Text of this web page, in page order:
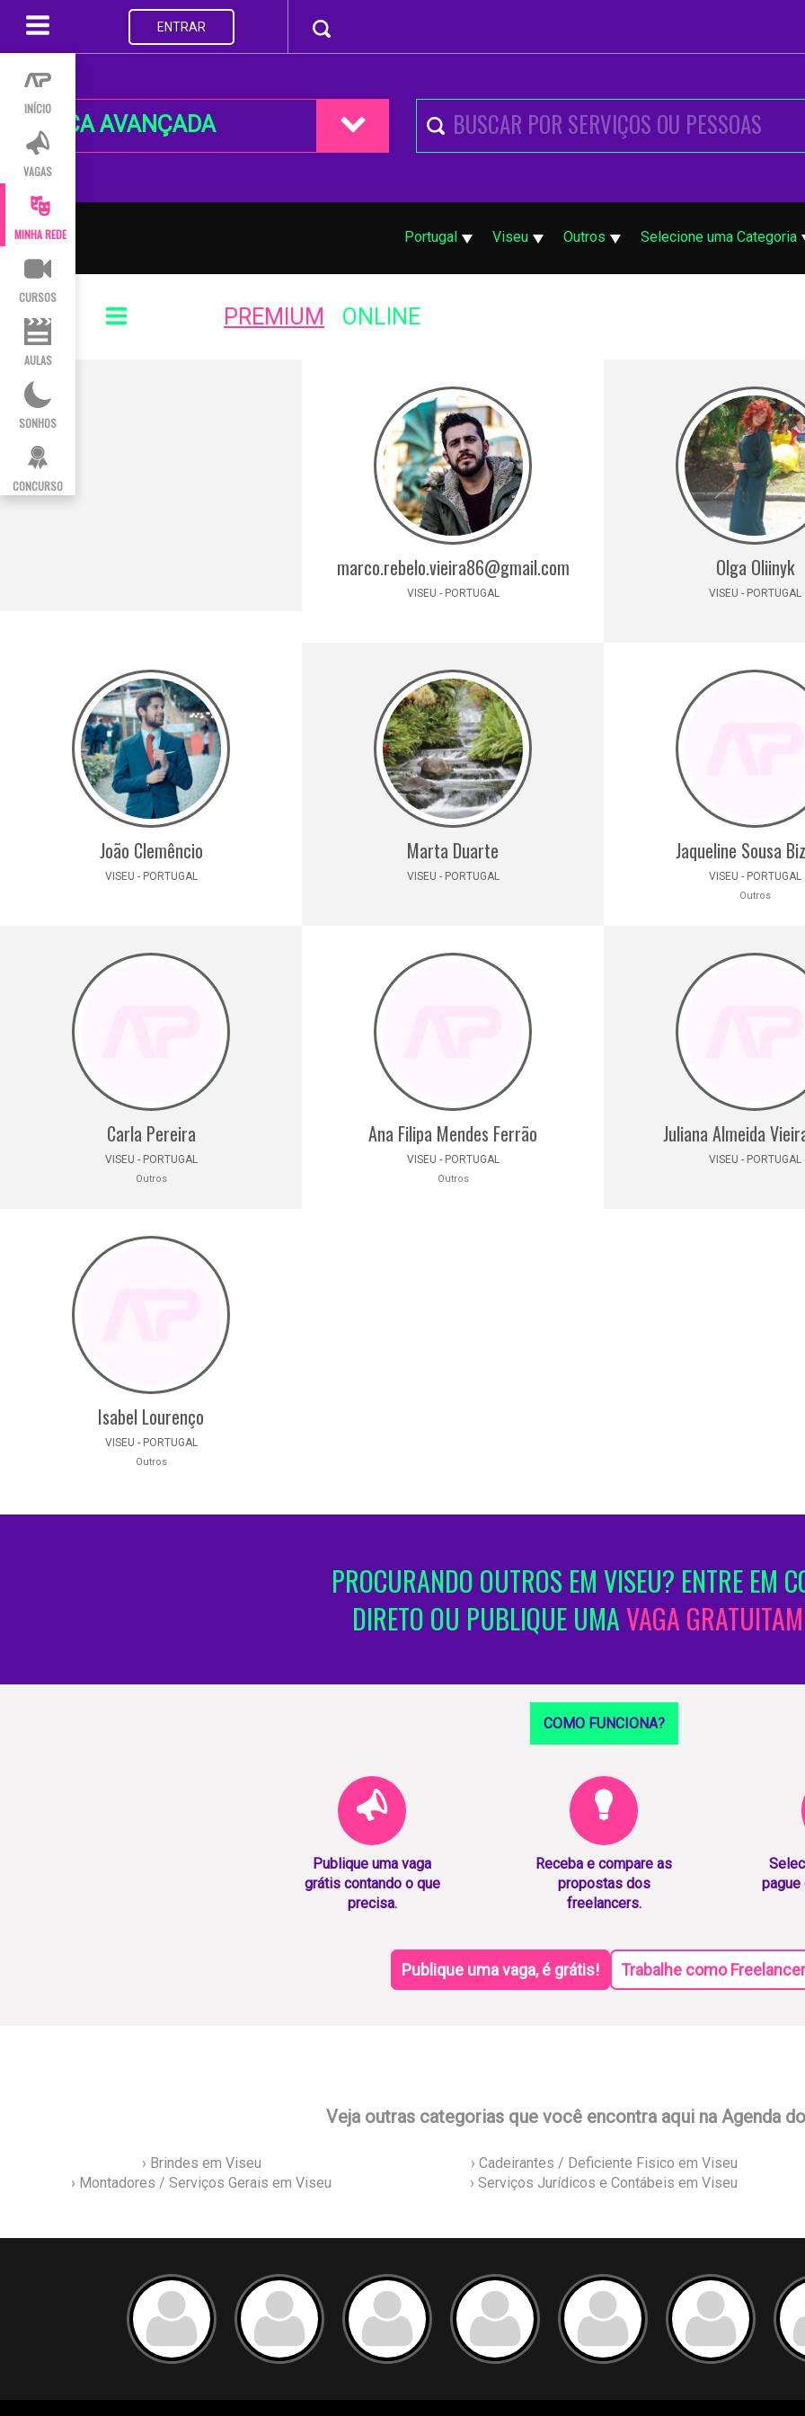
INÍCIO
VAGAS
MINHA REDE
CURSOS
AULAS
SONHOS
CONCURSO
ENTRAR
BUSCA AVANÇADA
Portugal Viseu Outros Selecione uma Categoria
PREMIUM ONLINE
marco.rebelo.vieira86@gmail.com
VISEU - PORTUGAL
Olga Oliinyk
VISEU - PORTUGAL
João Clemêncio
VISEU - PORTUGAL
Marta Duarte
VISEU - PORTUGAL
Jaqueline Sousa
VISEU - PORTUGAL
Outros
Carla Pereira
VISEU - PORTUGAL
Outros
Ana Filipa Mendes Ferrão
VISEU - PORTUGAL
Outros
Juliana Almeida
VISEU - PORTUGAL
Isabel Lourenço
VISEU - PORTUGAL
Outros
PROCURANDO OUTROS EM VISEU? ENTRE EM
DIRETO OU PUBLIQUE UMAVAGA
COMO FUNCIONA?
Publique uma vaga
grátis contando o que
precisa.
Receba e compare as
propostas dos
freelancers.
pague
Publique uma vaga, é grátis! Trabalhe como Freelancer
Veja outras categorias que você encontra aqui na Agenda
› Brindes em Viseu › Cadeirantes / Deficiente Fisico em Viseu
› Montadores / Serviços Gerais em Viseu
› Serviços Jurídicos e Contábeis em Viseu